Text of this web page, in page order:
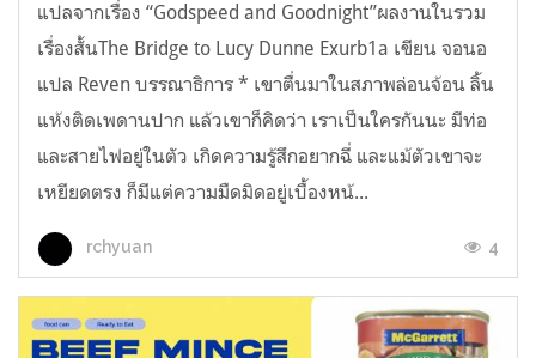
แปลจากเรื่อง “Godspeed and Goodnight”ผลงานในรวม
เรื่องสั้นThe Bridge to Lucy Dunne Exurb1a เขียน จอนอ
แปล Reven บรรณาธิการ * เขาตื่นมาในสภาพล่อนจ้อน ลิ้น
แห้งติดเพดานปาก แล้วเขาก็คิดว่า เราเป็นใครกันนะ มีท่อ
และสายไฟอยู่ในตัว เกิดความรู้สึกอยากฉี่ และแม้ตัวเขาจะ
เหยียดตรง ก็มีแต่ความมืดมิดอยู่เบื้องหน้...
rchyuan 4